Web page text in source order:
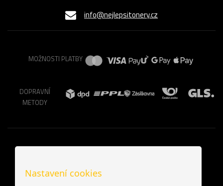
info@nejlepsitonery.cz
MOŽNOSTI PLATBY
DOPRAVNÍ
METODY
Nastavení cookies